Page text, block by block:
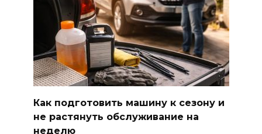
Как подготовить машину к сезону и
не растянуть обслуживание на
неделю